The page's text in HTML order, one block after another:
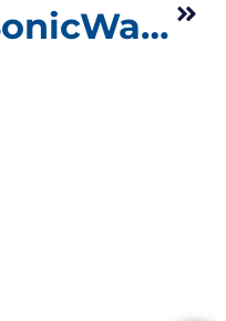
SonicWall se consolida como Líder Mundial en Ciberseguridad: Doble Reconocimiento en el GigaOm Radar 2026